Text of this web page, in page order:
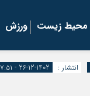
محیط زیست ورزش
انتشار : 1402-12-26 - ۱۷:۵۱